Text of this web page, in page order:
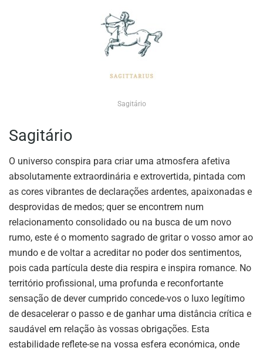
Sagitário
Sagitário
O universo conspira para criar uma atmosfera afetiva
absolutamente extraordinária e extrovertida, pintada com
as cores vibrantes de declarações ardentes, apaixonadas e
desprovidas de medos; quer se encontrem num
relacionamento consolidado ou na busca de um novo
rumo, este é o momento sagrado de gritar o vosso amor ao
mundo e de voltar a acreditar no poder dos sentimentos,
pois cada partícula deste dia respira e inspira romance. No
território profissional, uma profunda e reconfortante
sensação de dever cumprido concede-vos o luxo legítimo
de desacelerar o passo e de ganhar uma distância crítica e
saudável em relação às vossas obrigações. Esta
estabilidade reflete-se na vossa esfera económica, onde